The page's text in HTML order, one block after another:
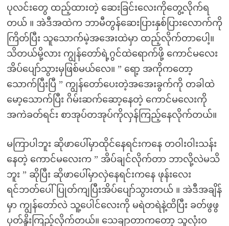
ပုလင်းတွေ ထည့်ထားတဲ့ ဆေးခြင်းလေးကိုတွေ့လိုက်ရ
တယ် ။ အဲဒီအထဲက ဘာမီတွန်ဆေးပြားနှစ်ပြားလောက်ကို
ကြိတ်ပြီး သူသောက်မဲ့အအေးထဲမှာ ထည့်လိုက်တာပေါ့။
သိတယ်မို့လား ကျွန်တော်ရဲ့ဂွင်ထဲရောက်ဖို့ ကောင်မလေး
အိပ်ပျော်သွားမှဖြစ်မယ်လေ။ ” ရော့ အကိုကတော့
သောက်ပြီးပြီ ” ကျွန်တော်ပေးတဲ့အအေးခွက်ကို တခါထဲ
မော့သောက်ပြီး ဂိမ်းဆက်ဆော့နေတဲ့ ကောင်မလေးကို
အကဲခတ်ရင်း စာအုပ်တအုပ်ကိုလှန်ကြည့်နေလိုက်တယ်။
မကြာပါဘူး ဆိုဖာပေါ်မှာထိုင်နေရင်းကနေ တဝါးဝါးသန်း
နေတဲ့ ကောင်မလေးက ” အိပ်ချင်လိုက်တာ ဘာလို့လဲမသိ
ဘူး ” ဆိုပြီး ဆိုဖာပေါ်မှာလှဲနေရင်းကနေ ဖုန်းလေး
ရင်ဘတ်ပေါ်ပြုတ်ကျပြီးအိပ်ပျော်သွားတယ် ။ အဲဒီအချိန်
မှာ ကျွန်တော်လဲ သူ့ပေါင်လေးကို မရဲတရဲနဲ့ထိပြီး ခတ်ဖွဖွ
ပုတ်နိူးကြည့်လိုက်တယ်။ သေချာတာကတော့ သူလုံးဝ